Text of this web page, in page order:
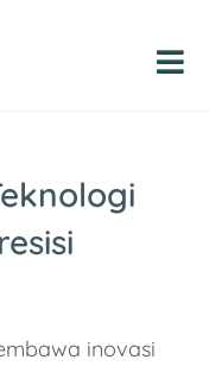
inovasi